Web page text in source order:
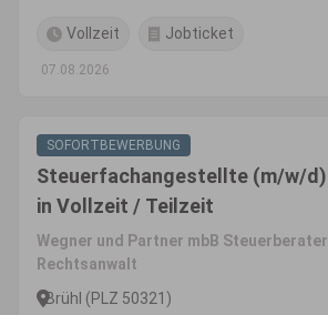
Vollzeit Jobticket
07.08.2026
SOFORTBEWERBUNG
Steuerfachangestellte (m/w/d)
in Vollzeit / Teilzeit
Wegner und Partner mbB Steuerberater
Rechtsanwalt
Brühl (PLZ 50321)